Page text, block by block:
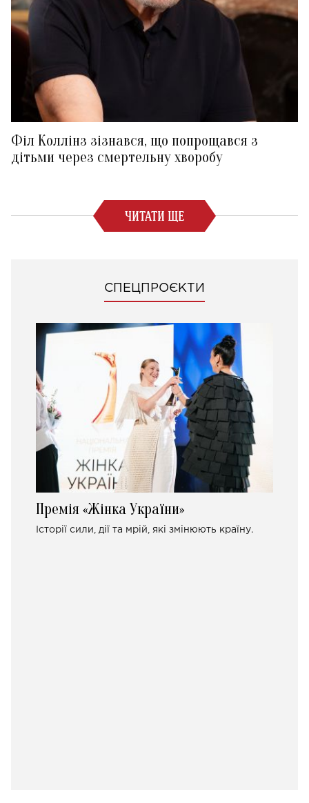
Філ Коллінз зізнався, що попрощався з
дітьми через смертельну хворобу
ЧИТАТИ ЩЕ
СПЕЦПРОЄКТИ
Премія «Жінка України»
Історії сили, дії та мрій, які змінюють країну.